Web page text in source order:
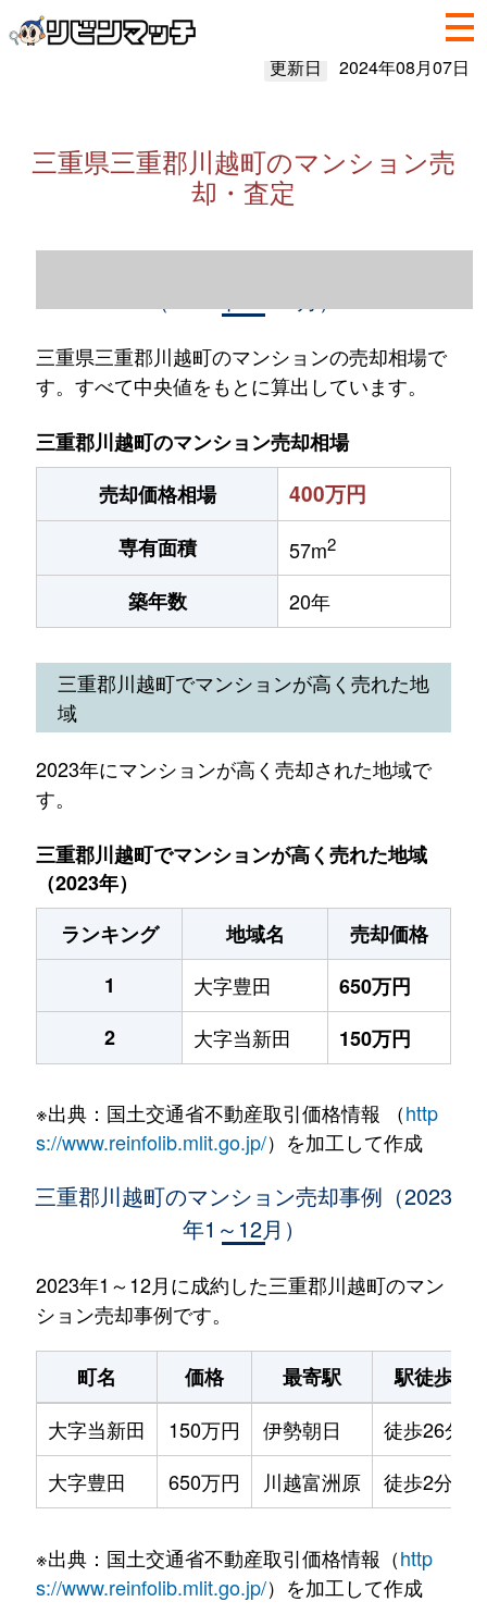
更新日 2024年08月07日
三重県三重郡川越町のマンション売
却・査定
三重県三重郡川越町のマンションの売却相場で
す。すべて中央値をもとに算出しています。
三重郡川越町のマンション売却相場
売却価格相場
400万円
専有面積 57m2
築年数 20年
三重郡川越町でマンションが高く売れた地
域
2023年にマンションが高く売却された地域で
す。
三重郡川越町でマンションが高く売れた地域
（2023年）
ランキング
地域名
売却価格
1
大字豊田
650万円
2
大字当新田 150万円
※出典：国土交通省不動産取引価格情報 （http
s://www.reinfolib.mlit.go.jp/）を加工して作成
三重郡川越町のマンション売却事例（2023
年1～12月）
2023年1～12月に成約した三重郡川越町のマン
ション売却事例です。
町名 価格 最寄駅 駅徒歩
大字当新田
150万円 伊勢朝日 徒歩26分
大字豊田
650万円 川越富洲原 徒歩2分
※出典：国土交通省不動産取引価格情報（http
s://www.reinfolib.mlit.go.jp/）を加工して作成